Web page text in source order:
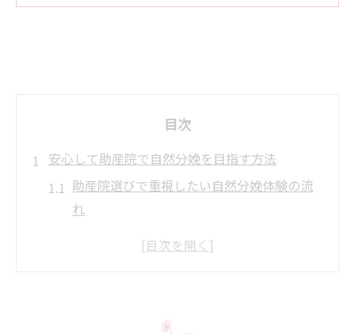
目次
安心して助産院で自然分娩を目指す方法
助産院選びで重視したい自然分娩体験の流
れ
初めての出産なら助産院で安心サポートを
静岡市・富士市で助産院を利用するメリッ